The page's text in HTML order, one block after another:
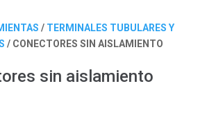
/ TERMINALES TUBULARES Y
/ CONECTORES SIN AISLAMIENTO
sin aislamiento